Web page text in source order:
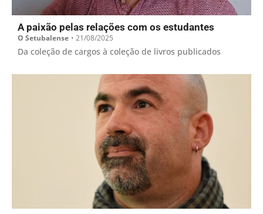
A paixão pelas relações com os estudantes
O Setubalense • 21/08/2025
Da coleção de cargos à coleção de livros publicados